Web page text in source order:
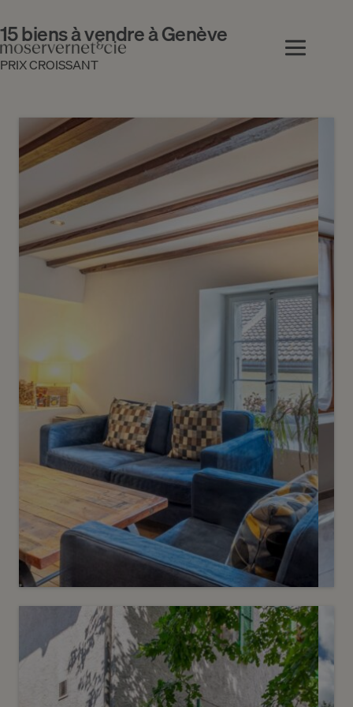
15 biens à vendre à Genève
PRIX CROISSANT
3
CHF 1’420’000.-
Charmante maison villageoise
Sézegnin